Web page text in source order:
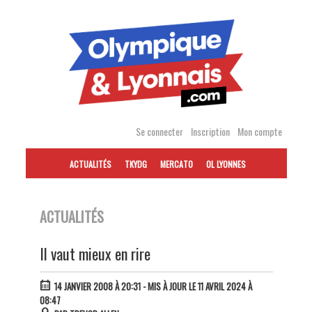
Se connecter Inscription Mon compte
ACTUALITÉS TKYDG MERCATO OL LYONNES
ACTUALITÉS
Il vaut mieux en rire
14 JANVIER 2008 À 20:31- MIS À JOUR LE 11 AVRIL 2024 À
08:47